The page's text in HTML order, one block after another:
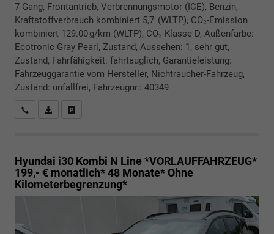
7-Gang, Frontantrieb, Verbrennungsmotor (ICE), Benzin,
Kraftstoffverbrauch kombiniert 5,7 (WLTP), CO₂-Emission
kombiniert 129.00 g/km (WLTP), CO₂-Klasse D, Außenfarbe:
Ecotronic Gray Pearl, Zustand, Aussehen: 1, sehr gut,
Zustand, Fahrfähigkeit: fahrtauglich, Garantieleistung:
Fahrzeuggarantie vom Hersteller, Nichtraucher-Fahrzeug,
Zustand: unfallfrei, Fahrzeugnr.: 40349
Rückrufbitte absenden
PDF-Datei, Fahrzeugexposé drucken
Hyundai i30 Kombi N Line *VORLAUFFAHRZEUG*
199,- € monatlich* 48 Monate* Ohne
Kilometerbegrenzung*